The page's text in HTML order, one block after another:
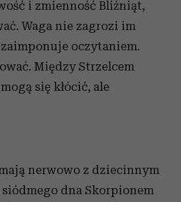
i zmienność Bliźniąt,
Waga nie zagrozi im
oczytaniem.
Między Strzelcem
się kłócić, ale
nerwowo z dziecinnym
dna Skorpionem